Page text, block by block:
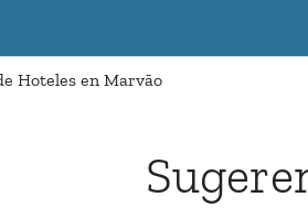
Hoteles en Marvão